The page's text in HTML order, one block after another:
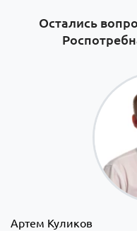
Остались
Артем Куликов